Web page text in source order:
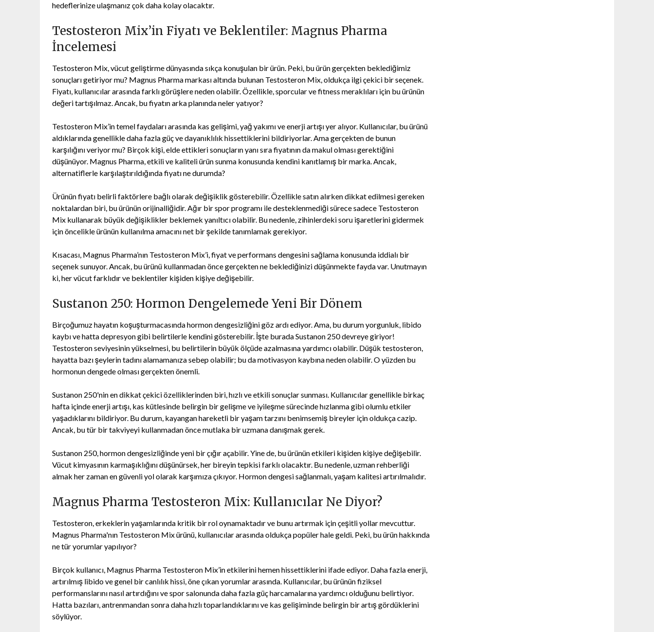
hedeflerinize ulaşmanız çok daha kolay olacaktır.
Testosteron Mix’in Fiyatı ve Beklentiler: Magnus Pharma
İncelemesi
Testosteron Mix, vücut geliştirme dünyasında sıkça konuşulan bir ürün. Peki, bu ürün gerçekten beklediğimiz
sonuçları getiriyor mu? Magnus Pharma markası altında bulunan Testosteron Mix, oldukça ilgi çekici bir seçenek.
Fiyatı, kullanıcılar arasında farklı görüşlere neden olabilir. Özellikle, sporcular ve fitness meraklıları için bu ürünün
değeri tartışılmaz. Ancak, bu fiyatın arka planında neler yatıyor?
Testosteron Mix’in temel faydaları arasında kas gelişimi, yağ yakımı ve enerji artışı yer alıyor. Kullanıcılar, bu ürünü
aldıklarında genellikle daha fazla güç ve dayanıklılık hissettiklerini bildiriyorlar. Ama gerçekten de bunun
karşılığını veriyor mu? Birçok kişi, elde ettikleri sonuçların yanı sıra fiyatının da makul olması gerektiğini
düşünüyor. Magnus Pharma, etkili ve kaliteli ürün sunma konusunda kendini kanıtlamış bir marka. Ancak,
alternatiflerle karşılaştırıldığında fiyatı ne durumda?
Ürünün fiyatı belirli faktörlere bağlı olarak değişiklik gösterebilir. Özellikle satın alırken dikkat edilmesi gereken
noktalardan biri, bu ürünün orijinalliğidir. Ağır bir spor programı ile desteklenmediği sürece sadece Testosteron
Mix kullanarak büyük değişiklikler beklemek yanıltıcı olabilir. Bu nedenle, zihinlerdeki soru işaretlerini gidermek
için öncelikle ürünün kullanılma amacını net bir şekilde tanımlamak gerekiyor.
Kısacası, Magnus Pharma’nın Testosteron Mix’i, fiyat ve performans dengesini sağlama konusunda iddialı bir
seçenek sunuyor. Ancak, bu ürünü kullanmadan önce gerçekten ne beklediğinizi düşünmekte fayda var. Unutmayın
ki, her vücut farklıdır ve beklentiler kişiden kişiye değişebilir.
Sustanon 250: Hormon Dengelemede Yeni Bir Dönem
Birçoğumuz hayatın koşuşturmacasında hormon dengesizliğini göz ardı ediyor. Ama, bu durum yorgunluk, libido
kaybı ve hatta depresyon gibi belirtilerle kendini gösterebilir. İşte burada Sustanon 250 devreye giriyor!
Testosteron seviyesinin yükselmesi, bu belirtilerin büyük ölçüde azalmasına yardımcı olabilir. Düşük testosteron,
hayatta bazı şeylerin tadını alamamanıza sebep olabilir; bu da motivasyon kaybına neden olabilir. O yüzden bu
hormonun dengede olması gerçekten önemli.
Sustanon 250'nin en dikkat çekici özelliklerinden biri, hızlı ve etkili sonuçlar sunması. Kullanıcılar genellikle birkaç
hafta içinde enerji artışı, kas kütlesinde belirgin bir gelişme ve iyileşme sürecinde hızlanma gibi olumlu etkiler
yaşadıklarını bildiriyor. Bu durum, kayangan hareketli bir yaşam tarzını benimsemiş bireyler için oldukça cazip.
Ancak, bu tür bir takviyeyi kullanmadan önce mutlaka bir uzmana danışmak gerek.
Sustanon 250, hormon dengesizliğinde yeni bir çığır açabilir. Yine de, bu ürünün etkileri kişiden kişiye değişebilir.
Vücut kimyasının karmaşıklığını düşünürsek, her bireyin tepkisi farklı olacaktır. Bu nedenle, uzman rehberliği
almak her zaman en güvenli yol olarak karşımıza çıkıyor. Hormon dengesi sağlanmalı, yaşam kalitesi artırılmalıdır.
Magnus Pharma Testosteron Mix: Kullanıcılar Ne Diyor?
Testosteron, erkeklerin yaşamlarında kritik bir rol oynamaktadır ve bunu artırmak için çeşitli yollar mevcuttur.
Magnus Pharma'nın Testosteron Mix ürünü, kullanıcılar arasında oldukça popüler hale geldi. Peki, bu ürün hakkında
ne tür yorumlar yapılıyor?
Birçok kullanıcı, Magnus Pharma Testosteron Mix’in etkilerini hemen hissettiklerini ifade ediyor. Daha fazla enerji,
artırılmış libido ve genel bir canlılık hissi, öne çıkan yorumlar arasında. Kullanıcılar, bu ürünün fiziksel
performanslarını nasıl artırdığını ve spor salonunda daha fazla güç harcamalarına yardımcı olduğunu belirtiyor.
Hatta bazıları, antrenmandan sonra daha hızlı toparlandıklarını ve kas gelişiminde belirgin bir artış gördüklerini
söylüyor.